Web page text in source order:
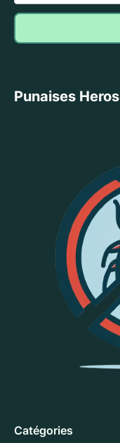
Punaises Heros
Catégories